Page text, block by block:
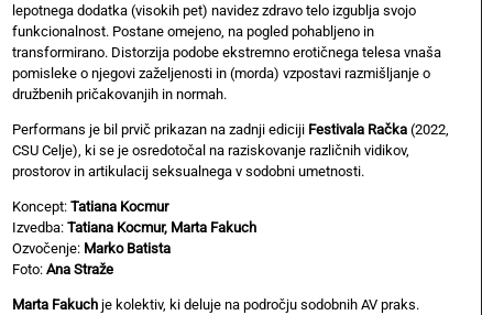
lepotnega dodatka (visokih pet) navidez zdravo telo izgublja svojo
funkcionalnost. Postane omejeno, na pogled pohabljeno in
transformirano. Distorzija podobe ekstremno erotičnega telesa vnaša
pomisleke o njegovi zaželjenosti in (morda) vzpostavi razmišljanje o
družbenih pričakovanjih in normah.
Performans je bil prvič prikazan na zadnji ediciji Festivala Račka (2022,
CSU Celje), ki se je osredotočal na raziskovanje različnih vidikov,
prostorov in artikulacij seksualnega v sodobni umetnosti.
Koncept: Tatiana Kocmur
Izvedba: Tatiana Kocmur, Marta Fakuch
Ozvočenje: Marko Batista
Foto: Ana Straže
Marta Fakuch je kolektiv, ki deluje na področju sodobnih AV praks.